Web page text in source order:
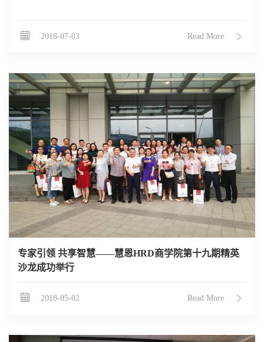
2018-07-03 Read More
专家引领 共享智慧——慧恩HRD商学院第十九期精英
沙龙成功举行
2018-05-02 Read More